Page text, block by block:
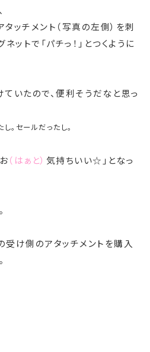
ッチメント（写真の左側）を刺
ットで「パチっ！」とつくように
いたので、便利そうだなと思っ
。セールだったし。
（はぁと） 気持ちいい☆」となっ
け側のアタッチメントを購入